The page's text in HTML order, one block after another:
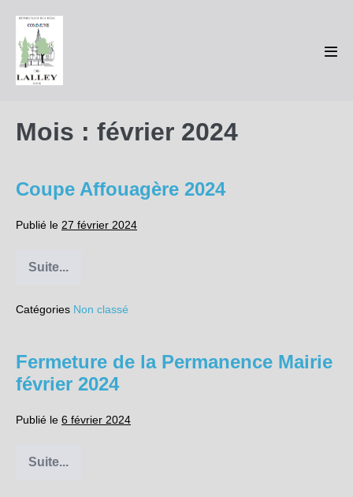
contenu
Mois : février 2024
Coupe Affouagère 2024
Publié le 27 février 2024
Suite...
Coupe
Catégories Non classé
Fermeture de la Permanence Mairie
février 2024
Publié le 6 février 2024
Suite...Fermeture